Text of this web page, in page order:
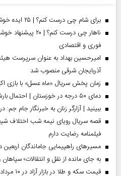
برای شام چی درست کنم؟ | ۲۵ ایده خوشمزه، ساده و فوری برای شام امشب
ناهار چی درست
فوری و اقتصادی
امیرحسین بهداد به عنوان سرپرست
آذربایجان شرقی منصوب شد
زمان پخش سریال «ماه عسل» با بازی
دمای ۵۰ درجه در خوزستان | احتمال بارش‌های سیل‌آسا در ۳ استان
ببینید | آزارگر زنان به خبرنگار جام
قصه سریال رویای نیمه شب اختلاف
فیلمنامه رضایت دارم
مسیر‌های راهپیمایی جاماندگان اربعین
به جای مانده از نقل و انتقالات؛
قیمت سکه و طلا در بازار آزاد در ۱۰ مرداد ۱۴۰۵